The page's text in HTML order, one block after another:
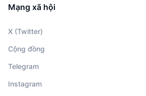
Mạng xã hội
X (Twitter)
Cộng đồng
Telegram
Instagram